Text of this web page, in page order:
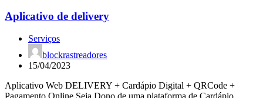
Aplicativo de delivery
Serviços
blockrastreadores
15/04/2023
Aplicativo Web DELIVERY + Cardápio Digital + QRCode +